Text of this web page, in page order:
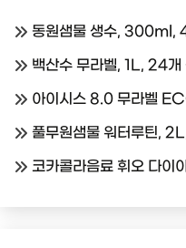
동원샘물 생수, 300ml,
백산수 무라벨, 1L, 24개
아이시스 8.0 무라벨
풀무원샘물 워터루틴,
코카콜라음료 휘오 다